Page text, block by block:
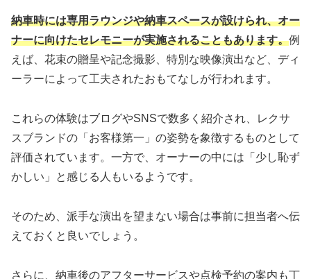
納車時には専用ラウンジや納車スペースが設けられ、オー
ナーに向けたセレモニーが実施されることもあります。例
えば、花束の贈呈や記念撮影、特別な映像演出など、ディ
ーラーによって工夫されたおもてなしが行われます。
これらの体験はブログやSNSで数多く紹介され、レクサ
スブランドの「お客様第一」の姿勢を象徴するものとして
評価されています。一方で、オーナーの中には「少し恥ず
かしい」と感じる人もいるようです。
そのため、派手な演出を望まない場合は事前に担当者へ伝
えておくと良いでしょう。
さらに、納車後のアフターサービスや点検予約の案内も丁